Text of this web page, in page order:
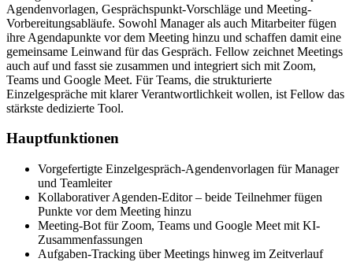
Agendenvorlagen, Gesprächspunkt-Vorschläge und Meeting-
Vorbereitungsabläufe. Sowohl Manager als auch Mitarbeiter fügen
ihre Agendapunkte vor dem Meeting hinzu und schaffen damit eine
gemeinsame Leinwand für das Gespräch. Fellow zeichnet Meetings
auch auf und fasst sie zusammen und integriert sich mit Zoom,
Teams und Google Meet. Für Teams, die strukturierte
Einzelgespräche mit klarer Verantwortlichkeit wollen, ist Fellow das
stärkste dedizierte Tool.
Hauptfunktionen
Vorgefertigte Einzelgespräch-Agendenvorlagen für Manager
und Teamleiter
Kollaborativer Agenden-Editor – beide Teilnehmer fügen
Punkte vor dem Meeting hinzu
Meeting-Bot für Zoom, Teams und Google Meet mit KI-
Zusammenfassungen
Aufgaben-Tracking über Meetings hinweg im Zeitverlauf